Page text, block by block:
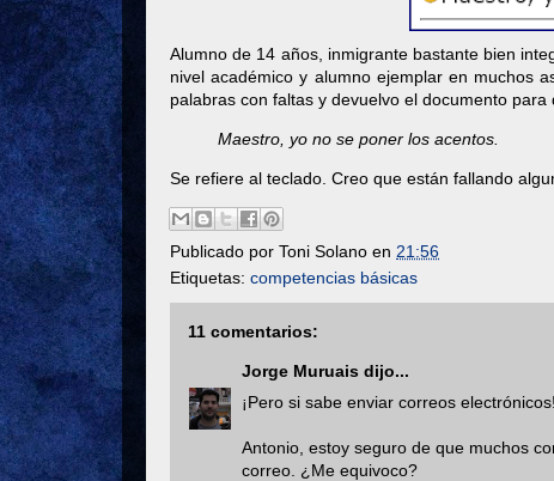
Alumno de 14 años, inmigrante bastante bien
nivel académico y alumno ejemplar en muchos
palabras con faltas y devuelvo el documento
Maestro, yo no se poner los acentos.
Se refiere al teclado. Creo que están fallando
Publicado por Toni Solano en 21:56
Etiquetas: competencias básicas
11 comentarios:
Jorge Muruais dijo...
¡Pero si sabe enviar correos
Antonio, estoy seguro de que muchos
correo. ¿Me equivoco?